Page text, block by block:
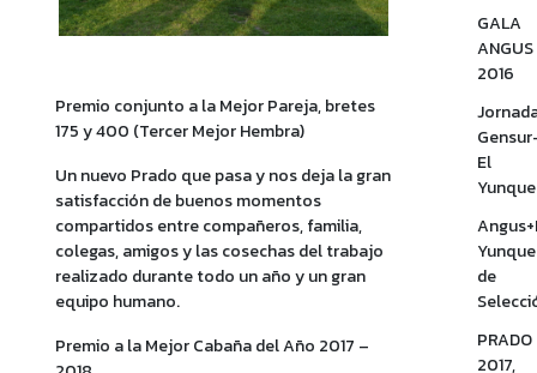
Premio conjunto a la Mejor Pareja, bretes
175 y 400 (Tercer Mejor Hembra)
Un nuevo Prado que pasa y nos deja la gran
satisfacción de buenos momentos
compartidos entre compañeros, familia,
colegas, amigos y las cosechas del trabajo
realizado durante todo un año y un gran
equipo humano.
Premio a la Mejor Cabaña del Año 2017 –
GALA
ANGUS
2016
El
Yunque
Yunque
de
PRADO
2017,